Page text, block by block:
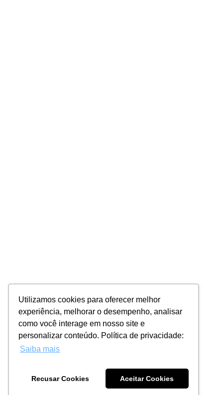
Utilizamos cookies para oferecer melhor
experiência, melhorar o desempenho, analisar
como você interage em nosso site e
personalizar conteúdo. Política de privacidade:
Saiba mais
Recusar Cookies Aceitar Cookies